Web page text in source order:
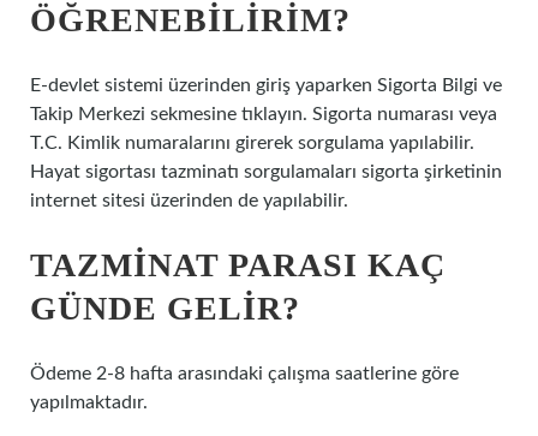
ÖĞRENEBILIRIM?
E-devlet sistemi üzerinden giriş yaparken Sigorta Bilgi ve
Takip Merkezi sekmesine tıklayın. Sigorta numarası veya
T.C. Kimlik numaralarını girerek sorgulama yapılabilir.
Hayat sigortası tazminatı sorgulamaları sigorta şirketinin
internet sitesi üzerinden de yapılabilir.
TAZMINAT PARASI KAÇ
GÜNDE GELIR?
Ödeme 2-8 hafta arasındaki çalışma saatlerine göre
yapılmaktadır.